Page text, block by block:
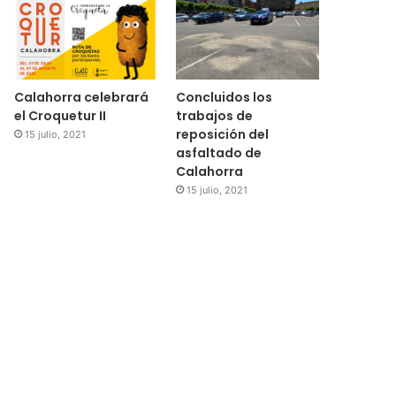
Calahorra celebrará
el Croquetur II
15 julio, 2021
Concluidos los
trabajos de
reposición del
asfaltado de
Calahorra
15 julio, 2021